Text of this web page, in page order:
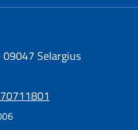
Cagliari
09047 Selargius